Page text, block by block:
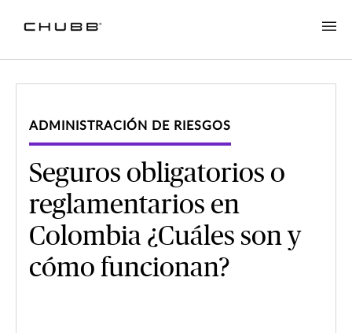
ADMINISTRACIÓN DE RIESGOS
Seguros obligatorios o
reglamentarios en
Colombia ¿Cuáles son y
cómo funcionan?